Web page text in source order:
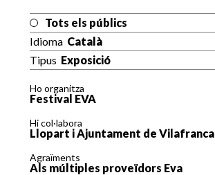
Tots els públics
Idioma Català
Tipus Exposició
Ho organitza
Festival EVA
Hi col·labora
Llopart i Ajuntament de Vilafranca
Agraïments
Als múltiples proveïdors Eva